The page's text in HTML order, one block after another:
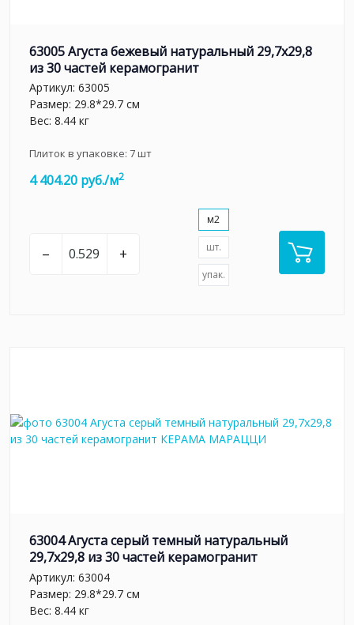
63005 Агуста бежевый натуральный 29,7х29,8
из 30 частей керамогранит
Артикул: 63005
Размер: 29.8*29.7 см
Вес: 8.44 кг
Плиток в упаковке: 7шт
4 404.20 руб./м2
– +
м2
шт.
упак.
63004 Агуста серый темный натуральный
29,7х29,8 из 30 частей керамогранит
Артикул: 63004
Размер: 29.8*29.7 см
Вес: 8.44 кг